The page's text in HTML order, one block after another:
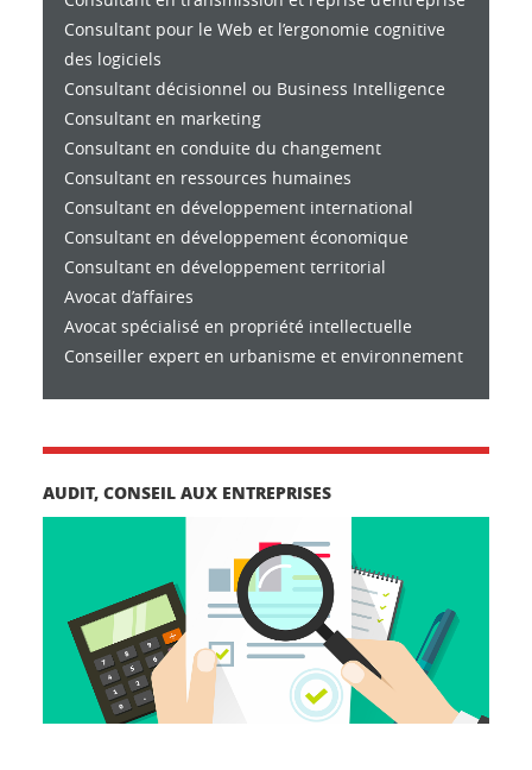
Consultant pour le Web et l’ergonomie cognitive
des logiciels
Consultant décisionnel ou Business Intelligence
Consultant en marketing
Consultant en conduite du changement
Consultant en ressources humaines
Consultant en développement international
Consultant en développement économique
Consultant en développement territorial
Avocat d’affaires
Avocat spécialisé en propriété intellectuelle
Conseiller expert en urbanisme et environnement
AUDIT, CONSEIL AUX ENTREPRISES